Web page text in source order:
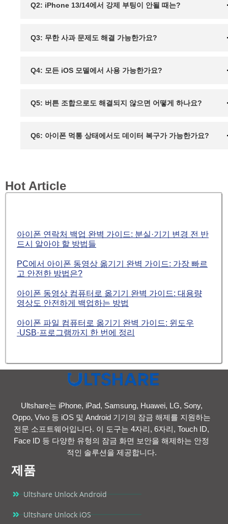
Q2: iPhone 13/14에서 강제 부팅이 안될 때는?
Q3: 무한 사과 문제도 해결 가능한가요?
Q4: 모든 iOS 모델에서 사용 가능한가요?
Q5: 버튼 조합으로도 해결되지 않으면 어떻게 하나요?
Q6: 아이폰 먹통 상태에서도 데이터 복구가 가능한가요?
Hot Article
아이폰 연락처 백업 완벽 가이드: 분실·기기 변경 전 반
드시 알아야 할 방법들
PC에서 아이폰 동영상 옮기기 완벽 가이드: 가장 빠르
고 안전한 방법은?
아이폰 동영상 컴퓨터로 옮기기 완벽 가이드: 대용량
영상도 안전하게 백업하는 방법
아이폰 파일 컴퓨터로 옮기기 완벽 가이드: 윈도우
·USB·프로그램까지 한 번에 정리
Ultshare는 iPhone, iPad, Samsung, Huawei, LG, Sony,
Oppo, Vivo 등 iOS 및 Android 기기의 잠금 해제를 지원하는
전문 소프트웨어입니다. 이 도구는 4자리, 6자리, Touch ID,
Face ID 등 다양한 유형의 잠금 화면 보안을 해제하는 안정
적인 솔루션을 제공합니다.
제품
Ultshare Unlock Android
Ultshare Unlock iOS